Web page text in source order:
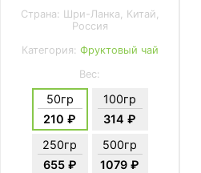
Страна: Шри-Ланка, Китай,
Россия
Категория: Фруктовый чай
Вес:
50гр
210 ₽
100гр
314 ₽
250гр
655 ₽
500гр
1079 ₽